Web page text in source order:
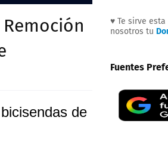
de
♥ Te sirve
nosotros tu
Fuentes